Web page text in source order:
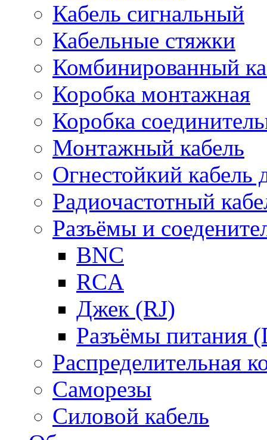
Кабель сигнальный
Кабельные стяжки
Комбинированный
Коробка монтажная
Коробка
Монтажный кабель
Огнестойкий
Радиочастотный
Разъёмы и
BNC
RCA
Джек (RJ)
Разъёмы питания
Распределительная
Саморезы
Силовой кабель